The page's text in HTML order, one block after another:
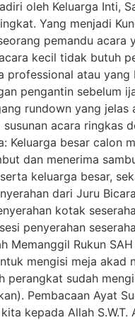
oleh Keluarga Inti,
Yang menjadi
pemandu acara
kecil tidak butuh
atau
pengantin sebelum
rundown yang
acara ringkas
Keluarga besar calon
dan menerima
keluarga besar,
dari Juru
kotak
penyerahan
Rukun
mengisi meja akad
perangkat sudah
Pembacaan Ayat
kepada Allah